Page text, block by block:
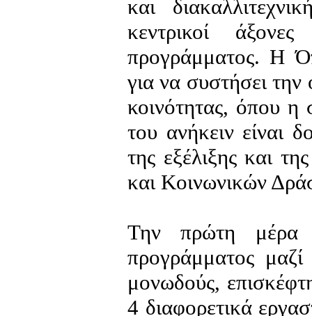
και
κεντρικοί
προγράμματος. Η
για να συστήσει
κοινότητας, όπου η
του ανήκειν είναι
της εξέλιξης και
και Κοινωνικών
Την πρώτη μέρα
προγράμματος
μονωδούς,
4 διαφορετικά